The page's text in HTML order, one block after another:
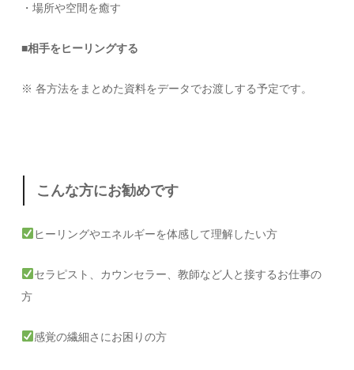
・場所や空間を癒す
■相手をヒーリングする
※ 各方法をまとめた資料をデータでお渡しする予定です。
こんな方にお勧めです
ヒーリングやエネルギーを体感して理解したい方
セラピスト、カウンセラー、教師など人と接するお仕事の
方
感覚の繊細さにお困りの方